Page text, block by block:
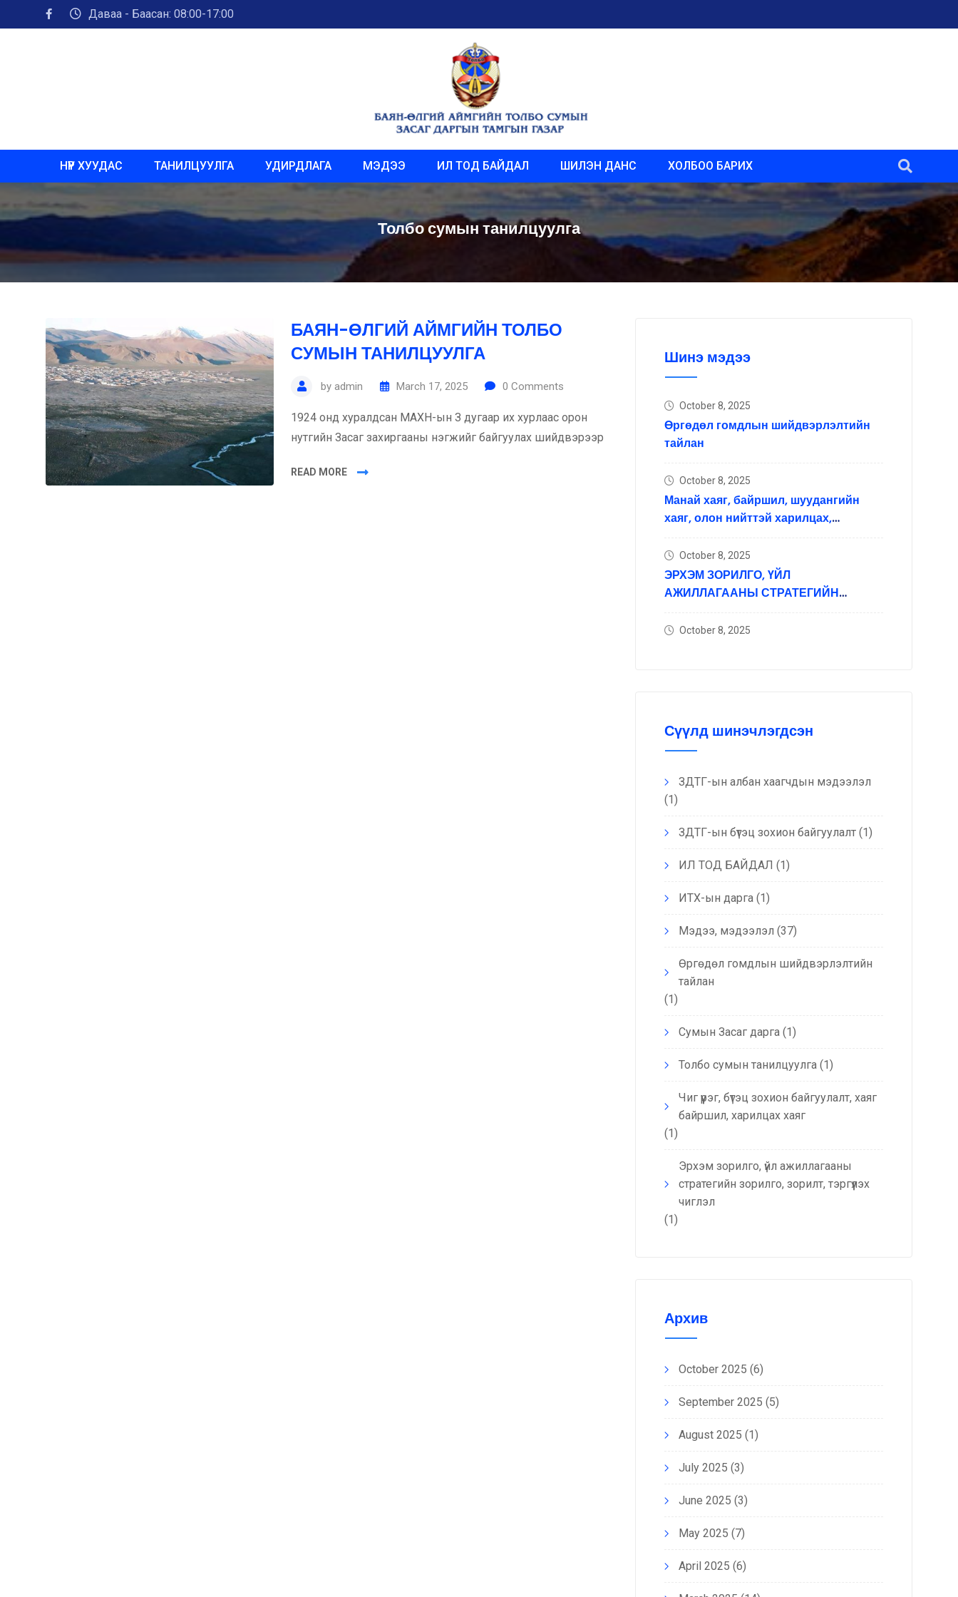
Даваа - Баасан: 08:00-17:00
НҮҮР ХУУДАС ТАНИЛЦУУЛГА УДИРДЛАГА МЭДЭЭ ИЛ ТОД БАЙДАЛ ШИЛЭН ДАНС ХОЛБОО БАРИХ
Толбо сумын танилцуулга
БАЯН-ӨЛГИЙ АЙМГИЙН ТОЛБО
СУМЫН ТАНИЛЦУУЛГА
byadmin March 17, 2025 0 Comments
1924 онд хуралдсан МАХН-ын З дугаар их хурлаас орон
нутгийн Засаг захиргааны нэгжийг байгуулах шийдвэрээр
READ MORE
Шинэ мэдээ
October 8, 2025
Өргөдөл гомдлын шийдвэрлэлтийн
тайлан
October 8, 2025
Манай хаяг, байршил, шуудангийн
хаяг, олон нийттэй харилцах,
сүлжээний хаяг
October 8, 2025
ЭРХЭМ ЗОРИЛГО, ҮЙЛ
АЖИЛЛАГААНЫ СТРАТЕГИЙН
October 8, 2025
Сүүлд шинэчлэгдсэн
ЗДТГ-ын албан хаагчдын мэдээлэл
(1)
ЗДТГ-ын бүтэц зохион байгуулалт(1)
ИЛ ТОД БАЙДАЛ (1)
ИТХ-ын дарга(1)
Мэдээ, мэдээлэл (37)
Өргөдөл гомдлын шийдвэрлэлтийн
тайлан
(1)
Сумын Засаг дарга(1)
Толбо сумын танилцуулга(1)
Чиг үүрэг, бүтэц зохион байгуулалт, хаяг
байршил, харилцах хаяг
(1)
Эрхэм зорилго, үйл ажиллагааны
стратегийн зорилго, зорилт, тэргүүлэх
чиглэл
(1)
Архив
October 2025 (6)
September 2025 (5)
August 2025 (1)
July 2025 (3)
June 2025 (3)
May 2025 (7)
April 2025 (6)